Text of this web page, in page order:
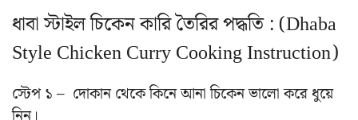
ধাবা স্টাইল চিকেন কারি তৈরির পদ্ধতি : (Dhaba
Style Chicken Curry Cooking Instruction)
স্টেপ ১ – দোকান থেকে কিনে আনা চিকেন ভালো করে ধুয়ে